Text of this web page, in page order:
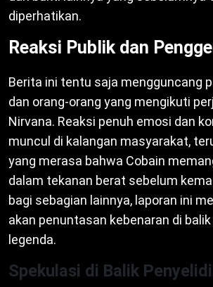
diperhatikan.
Reaksi Publik dan
Berita ini tentu saja mengguncang
dan orang-orang yang mengikuti
Nirvana. Reaksi penuh emosi dan
muncul di kalangan masyarakat,
yang merasa bahwa Cobain
dalam tekanan berat sebelum
bagi sebagian lainnya, laporan ini
akan penuntasan kebenaran di
legenda.
Spekulasi di Balik